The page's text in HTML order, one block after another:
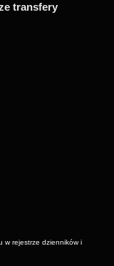
transfery
w rejestrze dzienników i